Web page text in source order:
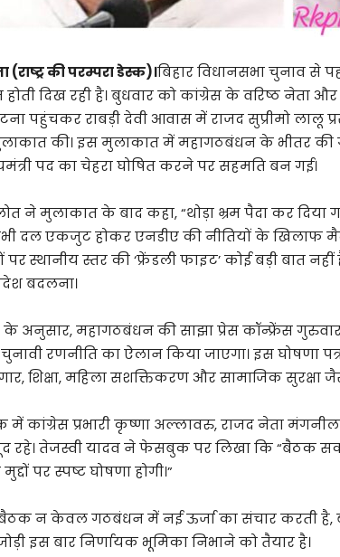
(राष्ट्र की परम्परा डेस्क)।बिहार विधानसभा चुनाव से
दिख रही है। बुधवार को कांग्रेस के वरिष्ठ नेता
पहुंचकर राबड़ी देवी आवास में राजद सुप्रीमो लालू
की। इस मुलाकात में महागठबंधन के भीतर की
पद का चेहरा घोषित करने पर सहमति बन गई।
ने मुलाकात के बाद कहा, “थोड़ा भ्रम पैदा कर दिया
दल एकजुट होकर एनडीए की नीतियों के खिलाफ
पर स्थानीय स्तर की ‘फ्रेंडली फाइट’ कोई बड़ी बात
बदलना।
के अनुसार, महागठबंधन की साझा प्रेस कॉन्फ्रेंस
रणनीति का ऐलान किया जाएगा। इस घोषणा
शिक्षा, महिला सशक्तिकरण और सामाजिक सुरक्षा
में कांग्रेस प्रभारी कृष्णा अल्लावरु, राजद नेता
रहे। तेजस्वी यादव ने फेसबुक पर लिखा कि “बैठक
पर स्पष्ट घोषणा होगी।”
न केवल गठबंधन में नई ऊर्जा का संचार करती है,
इस बार निर्णायक भूमिका निभाने को तैयार है।